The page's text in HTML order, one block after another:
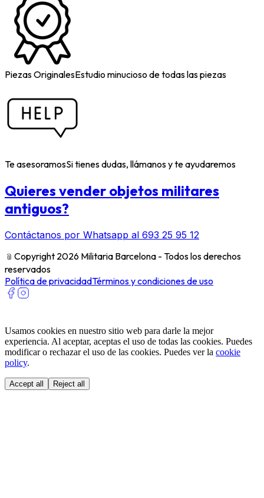
Piezas OriginalesEstudio minucioso de todas las piezas
Te asesoramosSi tienes dudas, llámanos y te ayudaremos
Quieres vender objetos militares
antiguos?
Contáctanos por Whatsapp al 693 25 95 12
﹫ Copyright 2026 Militaria Barcelona - Todos los derechos
reservados
Política de privacidadTérminos y condiciones de uso
Usamos cookies en nuestro sitio web para darle la mejor
experiencia. Al aceptar, aceptas el uso de todas las cookies. Puedes
modificar o rechazar el uso de las cookies. Puedes ver la cookie
policy.
Accept all Reject all